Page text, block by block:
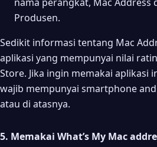
Produsen.
Sedikit informasi tentang Mac
aplikasi yang mempunyai nilai
Store. Jika ingin memakai aplikasi
wajib mempunyai smartphone
atau di atasnya.
5. Memakai What’s My Mac